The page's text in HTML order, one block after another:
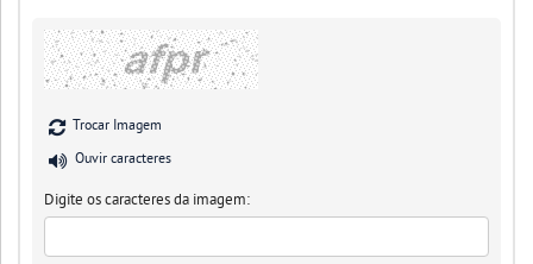
Trocar Imagem
Ouvir caracteres
Digite os caracteres da imagem: